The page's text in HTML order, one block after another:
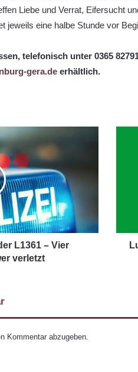
Liebe und Verrat, Eifersucht
jeweils eine halbe Stunde vor
telefonisch unter 0365
gera.de erhältlich.
L1361 – Vier
verletzt
Kommentar abzugeben.